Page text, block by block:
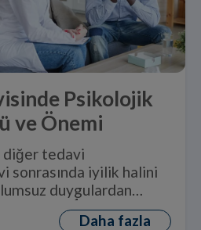
Psikolojik
ve Önemi
diğer tedavi
sonrasında iyilik halini
duygulardan
yararlıdır.1
Daha fazla